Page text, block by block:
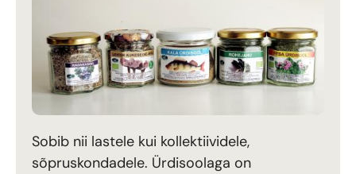
Sobib nii lastele kui kollektiividele,
sõpruskondadele. Ürdisoolaga on